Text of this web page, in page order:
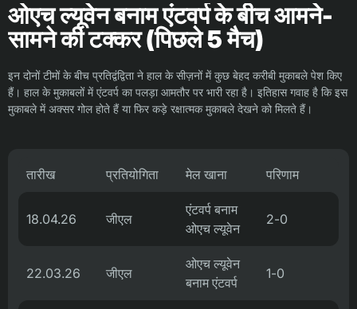
ओएच ल्यूवेन बनाम एंटवर्प के बीच आमने-
सामने की टक्कर (पिछले 5 मैच)
इन दोनों टीमों के बीच प्रतिद्वंद्विता ने हाल के सीज़नों में कुछ बेहद करीबी मुकाबले पेश किए
हैं। हाल के मुकाबलों में एंटवर्प का पलड़ा आमतौर पर भारी रहा है। इतिहास गवाह है कि इस
मुकाबले में अक्सर गोल होते हैं या फिर कड़े रक्षात्मक मुकाबले देखने को मिलते हैं।
तारीख प्रतियोगिता मेल खाना परिणाम
18.04.26 जीएल
एंटवर्प बनाम
ओएच ल्यूवेन
2-0
22.03.26 जीएल
ओएच ल्यूवेन
बनाम एंटवर्प
1-0